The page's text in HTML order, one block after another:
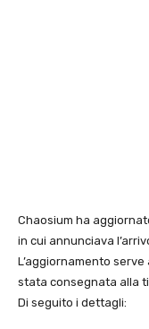
Chaosium ha
in cui annunciava
L’aggiornamento
stata consegnata alla
Di seguito i dettagli: